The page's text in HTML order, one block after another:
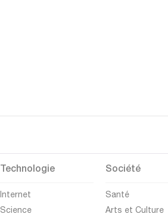
Technologie
Internet
Science
Société
Santé
Arts et Culture